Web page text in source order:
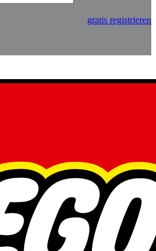
gratis registrieren